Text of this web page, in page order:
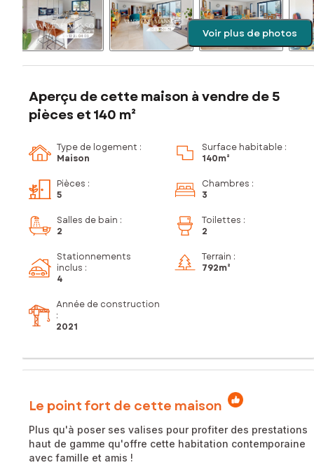
Voir plus de photos
Aperçu de cette maison à vendre de 5
pièces et 140 m²
Type de logement :
Maison
Surface habitable :
140m²
Pièces :
5
Chambres :
3
Salles de bain :
2
Toilettes :
2
Stationnements
inclus :
4
Terrain :
792m²
Année de construction
:
2021
Le point fort de cette maison
Plus qu'à poser ses valises pour profiter des prestations
haut de gamme qu'offre cette habitation contemporaine
avec famille et amis !